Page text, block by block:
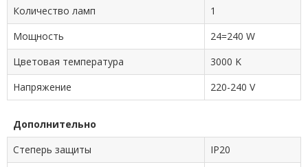
Количество ламп
1
Мощность
24=240 W
Цветовая температура
3000 K
Напряжение
220-240 V
Дополнительно
Степерь защиты
IP20